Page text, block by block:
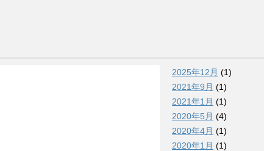
2025年12月 (1)
2021年9月 (1)
2021年1月 (1)
2020年5月 (4)
2020年4月 (1)
2020年1月 (1)